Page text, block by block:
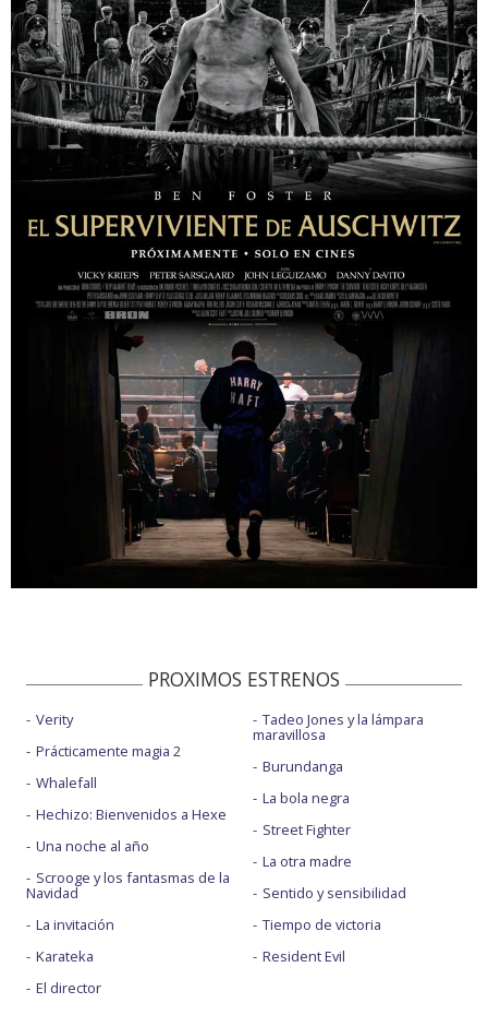
PROXIMOS ESTRENOS
Verity
Prácticamente magia 2
Whalefall
Hechizo: Bienvenidos a Hexe
Una noche al año
Scrooge y los fantasmas de la
Navidad
La invitación
Karateka
El director
Tadeo Jones y la lámpara
maravillosa
Burundanga
La bola negra
Street Fighter
La otra madre
Sentido y sensibilidad
Tiempo de victoria
Resident Evil